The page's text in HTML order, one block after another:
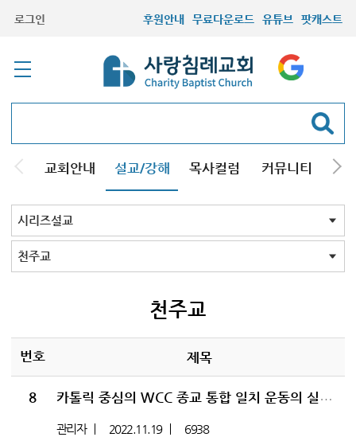
로그인 후원안내 무료다운로드 유튜브 팟캐스트
교회안내 설교/강해 목사컬럼 커뮤니티 기
주일설교
성경강해
시리즈설교
기타방송
시리즈설교 전체
구원
결혼
교회의믿음
그리스도인
성막
조직신학
설교와설교자
성경바로보기
성경Q&A
킹제임스성경
재림의 징조
창조진화
천주교
천주교
번호 제목
8 카톨릭 중심의 WCC 종교 통합 일치 운동의 실상(WEA 커넥션)
관리자 2022.11.19 6938